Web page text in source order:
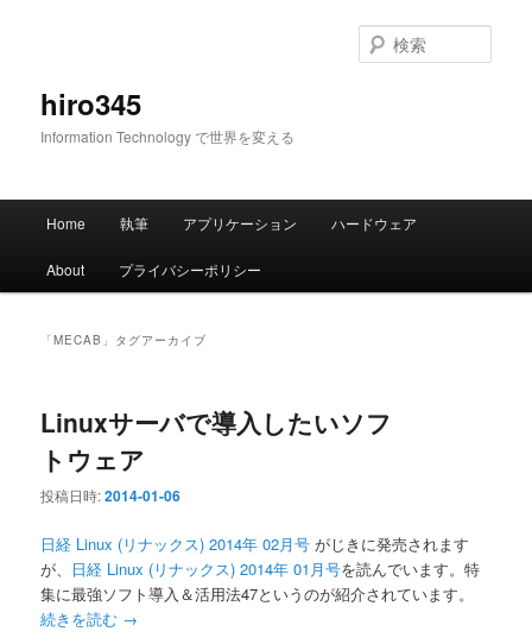
hiro345
Information Technology で世界を変える
索
メ
Home 執筆 アプリケーション ハードウェア
About プライバシーポリシー
「MECAB 」タグアーカイブ
Linuxサーバで導入したいソフ
トウェア
投稿日時:2014-01-06
日経 Linux (リナックス) 2014年 02月号がじきに発売されます
が、
日経 Linux (リナックス) 2014年 01月号を読んでいます。特
集に最強ソフト導入＆活用法47というのが紹介されています。
続きを読む →